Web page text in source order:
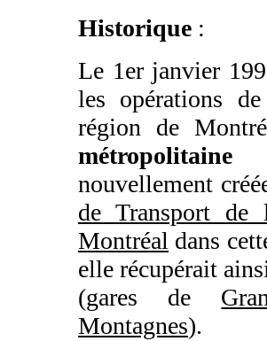
Historique :
Le 1er janvier
les opérations
région de
nouvellement
de Transport de
Montréal dans
elle récupérait
(gares de
Montagnes).